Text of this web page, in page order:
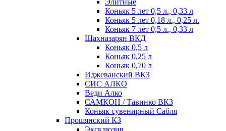
Элитные
Коньяк 5 лет 0,5 л., 0,33 л
Коньяк 5 лет 0,18 л., 0,25 л.
Коньяк 7 лет 0,5 л., 0,33 л
Шахназарян ВКД
Коньяк 0,5 л
Коньяк 0,25 л
Коньяк 0,70 л
Иджеванский ВКЗ
СИС АЛКО
Веди Алко
САМКОН / Тавинко ВКЗ
Коньяк сувенирный Сабля
Прошянский КЗ
Эксклюзив